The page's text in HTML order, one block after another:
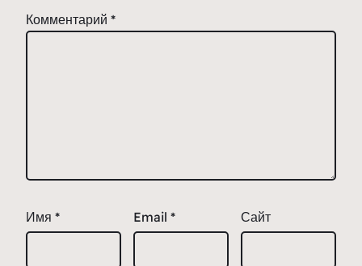
Комментарий *
Имя * Email * Сайт